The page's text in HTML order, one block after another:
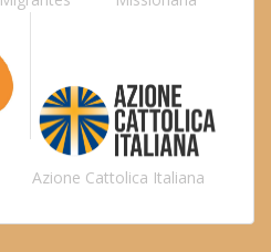
Azione Cattolica Italiana